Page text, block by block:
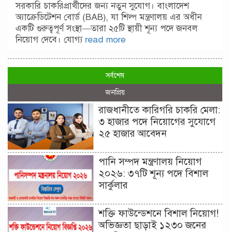
সরকারি চাকরিপ্রার্থীদের জন্য নতুন সুযোগ। বাংলাদেশ
অ্যাক্রেডিটেশন বোর্ড (BAB), যা শিল্প মন্ত্রণালয় এর অধীন
একটি গুরুত্বপূর্ণ সংস্থা—তারা ২৫টি স্থায়ী শূন্য পদে জনবল
নিয়োগ দেবে। যোগ্য read more
সর্বশেষ
জনপ্রিয়
রাজধানীতে কারিগরি চাকরি মেলা:
৩ হাজার পদে নিয়োগের সুযোগে
২৫ হাজার আবেদন
পানি সম্পদ মন্ত্রণালয় নিয়োগ
২০২৬: ৩৭টি শূন্য পদে বিশাল
সার্কুলার
শক্তি ফাউন্ডেশনে বিশাল নিয়োগ!
অভিজ্ঞতা ছাড়াই ১২৩০ জনের